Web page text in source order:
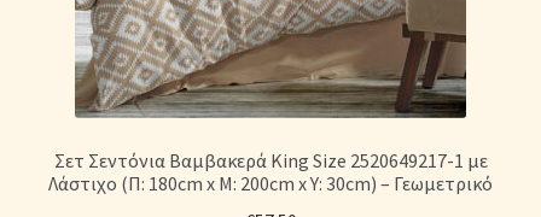
Σετ Σεντόνια Βαμβακερά King Size 2520649217-1 με
Λάστιχο (Π: 180cm x Μ: 200cm x Υ: 30cm) – Γεωμετρικό